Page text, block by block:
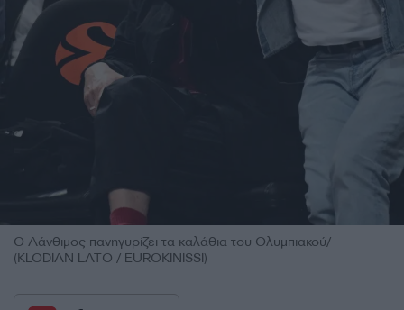
Ο Λάνθιμος πανηγυρίζει τα καλάθια του Ολυμπιακού/
(KLODIAN LATO / EUROKINISSI)